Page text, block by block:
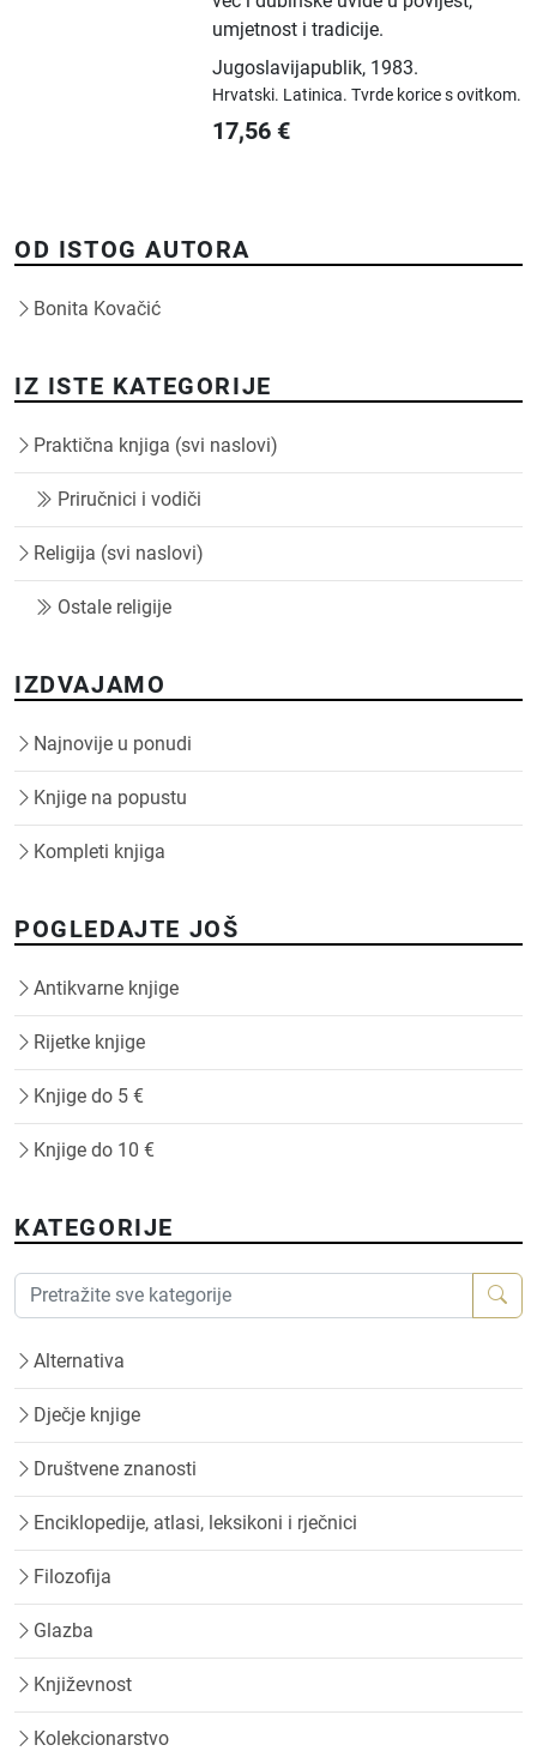
umjetnost i tradicije.
Jugoslavijapublik, 1983.
Hrvatski. Latinica.Tvrde korice s ovitkom.
17,56 €
OD ISTOG AUTORA
Bonita Kovačić
IZ ISTE KATEGORIJE
Praktična knjiga (svi naslovi)
Priručnici i vodiči
Religija (svi naslovi)
Ostale religije
IZDVAJAMO
Najnovije u ponudi
Knjige na popustu
Kompleti knjiga
POGLEDAJTE JOŠ
Antikvarne knjige
Rijetke knjige
Knjige do 5 €
Knjige do 10 €
KATEGORIJE
Alternativa
Dječje knjige
Društvene znanosti
Enciklopedije, atlasi, leksikoni i rječnici
Filozofija
Glazba
Književnost
Kolekcionarstvo